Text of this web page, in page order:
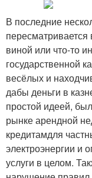
В последние
виной или что-то
государственной
весёлых и
дабы деньги в
простой идеей,
рынке арендной
кредитамдля
электроэнергии и
услуги в целом.